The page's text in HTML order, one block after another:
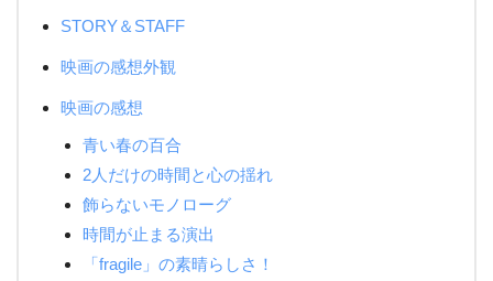
STORY＆STAFF
映画の感想外観
映画の感想
青い春の百合
2人だけの時間と心の揺れ
飾らないモノローグ
時間が止まる演出
「fragile」の素晴らしさ！